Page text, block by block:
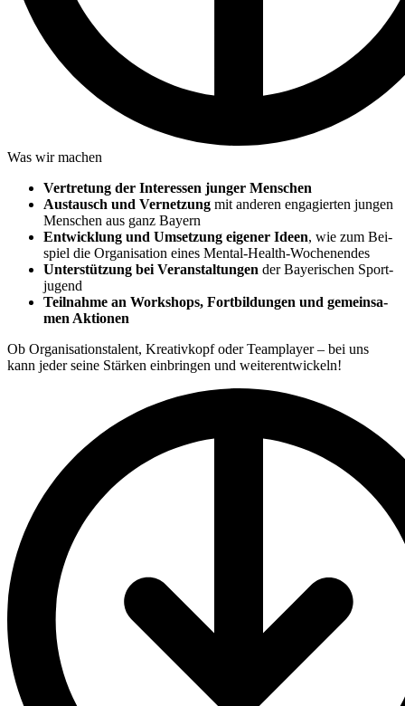
Was wir machen
Ver­tre­tung der Inter­es­sen jun­ger Men­schen
Aus­tausch und Ver­net­zung mit ande­ren enga­gier­ten jun­gen
Men­schen aus ganz Bay­ern
Ent­wick­lung und Umset­zung eige­ner Ideen, wie zum Bei­
spiel die Orga­ni­sa­tion eines Men­tal-Health-Wochen­en­des
Unter­stüt­zung bei Ver­an­stal­tun­gen der Baye­ri­schen Sport­
ju­gend
Teil­nahme an Work­shops, Fort­bil­dun­gen und gemein­sa­
men Aktio­nen
Ob Orga­ni­sa­ti­ons­ta­lent, Krea­tiv­kopf oder Team­player – bei uns
kann jeder seine Stär­ken ein­brin­gen und wei­ter­ent­wi­ckeln!